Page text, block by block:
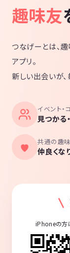
趣味友
つなげーとは、
アプリ。
新しい出会いが、
イベント・
見つかる
共通の趣
仲良くな
iPhoneの方